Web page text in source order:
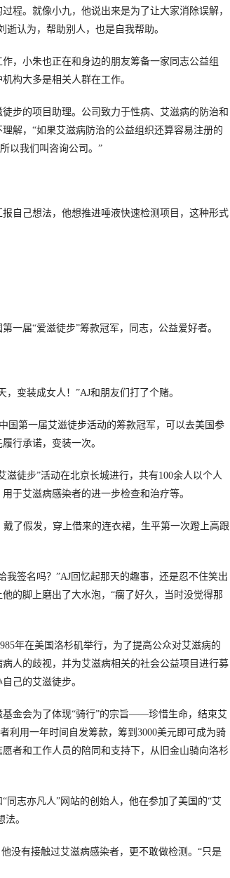
程。就像小九，他说出来是为了让大家消除误解，
认为，帮助别人，也是自我帮助。
小朱也正在和身边的朋友筹备一家同志公益组
构大多是相关人群在工作。
的项目助理。公司致力于性病、艾滋病的防治和
解，“如果艾滋病防治的公益组织还算容易注册的
以我们叫咨询公司。”
己想法，他想推进唾液快速检测项目，这种形式
届“爱滋徒步”筹款冠军，同志，公益爱好者。
变装成女人！”AJ和朋友们打了个赌。
第一届艾滋徒步活动的筹款冠军，可以去美国参
行承诺，变装一次。
徒步”活动在北京长城进行，共有100余人以个人
于艾滋病感染者的进一步检查和治疗等。
假发，穿上借来的连衣裙，生平第一次蹬上高跟
签名吗？”AJ回忆起那天的趣事，还是忍不住笑出
的脚上磨出了大水泡，“瘸了好久，当时没觉得那
年在美国洛杉矶举行，为了提高公众对艾滋病的
人的歧视，并为艾滋病相关的社会公益项目进行募
己的艾滋徒步。
金会为了体现“骑行”的宗旨——珍惜生命，结束艾
利用一年时间自发筹款，筹到3000美元即可成为骑
者和工作人员的陪同和支持下，从旧金山骑向洛杉
志亦凡人”网站的创始人，他在参加了美国的“艾
。
有接触过艾滋病感染者，更不敢做检测。“只是